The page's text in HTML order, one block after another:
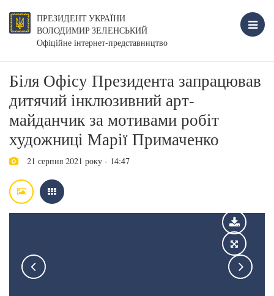
ПРЕЗИДЕНТ УКРАЇНИ
ВОЛОДИМИР ЗЕЛЕНСЬКИЙ
Офіційне інтернет-представництво
Біля Офісу Президента запрацював
дитячий інклюзивний арт-
майданчик за мотивами робіт
художниці Марії Примаченко
21 серпня 2021 року - 14:47